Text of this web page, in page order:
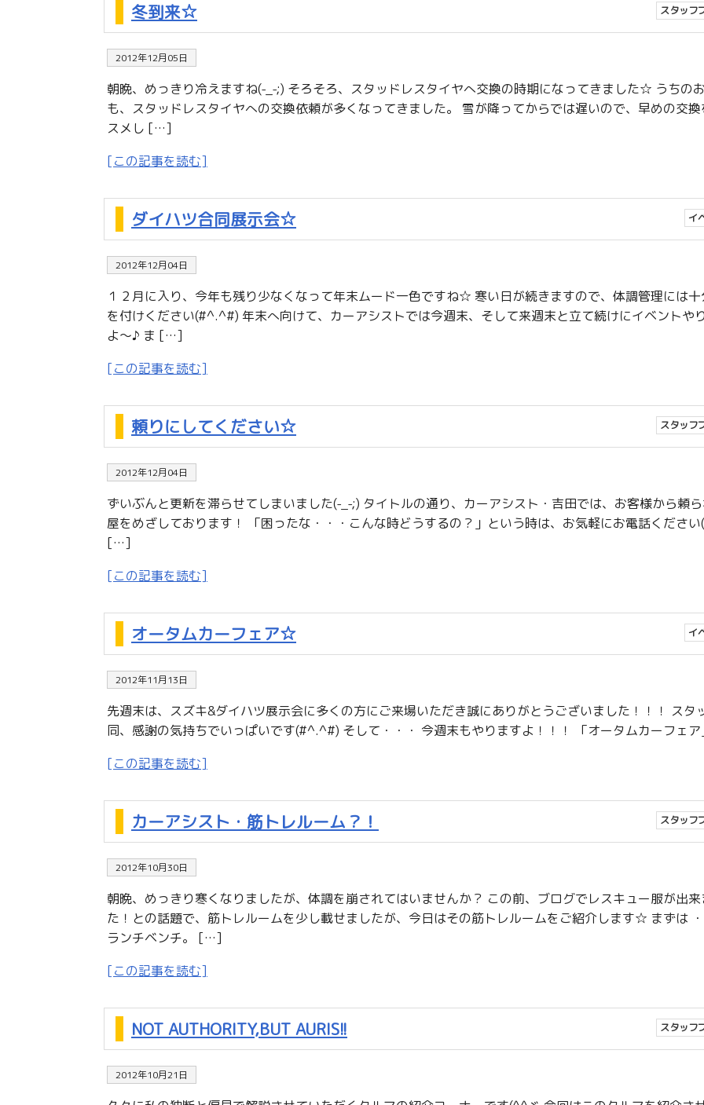
冬到来☆ スタッフ
2012年12月05日
朝晩、めっきり冷えますね(-_-;) そろそろ、スタッドレスタイヤへ交換の時期になってきました☆ うちの
も、スタッドレスタイヤへの交換依頼が多くなってきました。 雪が降ってからでは遅いので、早めの交換
スメし […]
[この記事を読む]
ダイハツ合同展示会☆ イ
2012年12月04日
１２月に入り、今年も残り少なくなって年末ムード一色ですね☆ 寒い日が続きますので、体調管理には
を付けください(#^.^#) 年末へ向けて、カーアシストでは今週末、そして来週末と立て続けにイベントや
よ〜♪ ま […]
[この記事を読む]
頼りにしてください☆ スタッフ
2012年12月04日
ずいぶんと更新を滞らせてしまいました(-_-;) タイトルの通り、カーアシスト・吉田では、お客様から頼
屋をめざしております！ 「困ったな・・・こんな時どうするの？」という時は、お気軽にお電話くださ
[…]
[この記事を読む]
オータムカーフェア☆ イ
2012年11月13日
先週末は、スズキ&ダイハツ展示会に多くの方にご来場いただき誠にありがとうございました！！！ スタ
同、感謝の気持ちでいっぱいです(#^.^#) そして・・・ 今週末もやりますよ！！！ 「オータムカーフェ
[この記事を読む]
カーアシスト・筋トレルーム？！ スタッフ
2012年10月30日
朝晩、めっきり寒くなりましたが、体調を崩されてはいませんか？ この前、ブログでレスキュー服が出来
た！との話題で、筋トレルームを少し載せましたが、今日はその筋トレルームをご紹介します☆ まずは
ランチベンチ。 […]
[この記事を読む]
NOT AUTHORITY,BUT AURIS!! スタッフ
2012年10月21日